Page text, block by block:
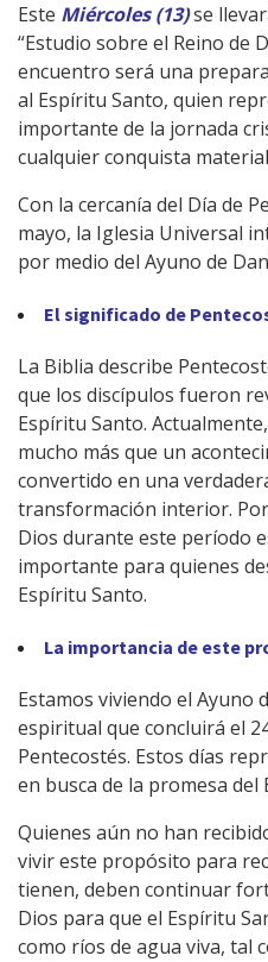
Este Miércoles (13)se
“Estudio sobre el Reino de
encuentro será una
al Espíritu Santo, quien
importante de la jornada
cualquier conquista
Con la cercanía del Día de
mayo, la Iglesia Universal
por medio del Ayuno de
El significado de
La Biblia describe
que los discípulos fueron
Espíritu Santo.
mucho más que un
convertido en una
transformación interior.
Dios durante este período
importante para quienes
Espíritu Santo.
La importancia de este
Estamos viviendo el Ayuno
espiritual que concluirá el
Pentecostés. Estos días
en busca de la promesa del
Quienes aún no han
vivir este propósito para
tienen, deben continuar
Dios para que el Espíritu
como ríos de agua viva, tal